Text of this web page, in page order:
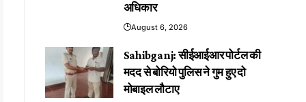
अधिकार
August 6, 2026
Sahibganj: सीईआईआर पोर्टल की
मदद से बोरियो पुलिस ने गुम हुए दो
मोबाइल लौटाए